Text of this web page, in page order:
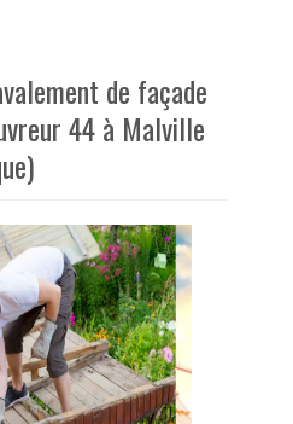
de façade
44 à Malville